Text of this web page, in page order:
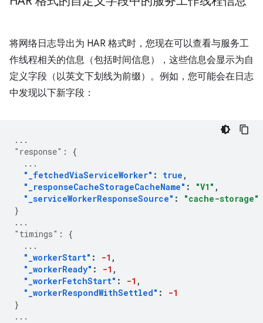
将网络日志导出为 HAR 格式时，您现在可以查看与服务工
作线程相关的信息（包括时间信息），这些信息会显示为自
定义字段（以英文下划线为前缀）。例如，您可能会在日志
中发现以下新字段：
...
"response" :
{
...
"_fetchedViaServiceWorker" : true ,
"_responseCacheStorageCacheName" : "V1" ,
"_serviceWorkerResponseSource" :
"cache-storage"
}
...
"timings" :
{
...
"_workerStart" : -1 ,
"_workerReady" : -1 ,
"_workerFetchStart" : -1 ,
"_workerRespondWithSettled" :
-1
}
...